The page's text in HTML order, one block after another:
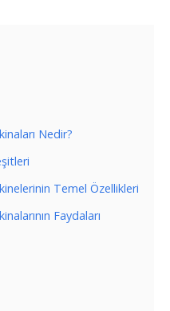
Nedir?
Temel Özellikleri
Faydaları